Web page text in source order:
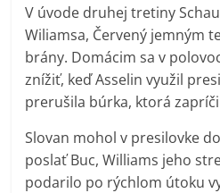
V úvode druhej tretiny
Wiliamsa, Červený jemným
brány. Domácim sa v
znížiť, keď Asselin využil
prerušila búrka, ktorá
Slovan mohol v presilovke
poslať Buc, Williams jeho
podarilo po rýchlom útoku